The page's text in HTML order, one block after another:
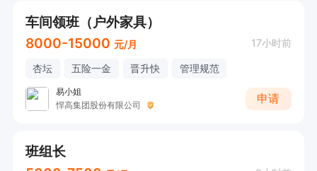
车间领班（户外家具）
8000-15000 元/月 17小时前
杏坛 五险一金 晋升快 管理规范
易小姐
悍高集团股份有限公司
申请
班组长